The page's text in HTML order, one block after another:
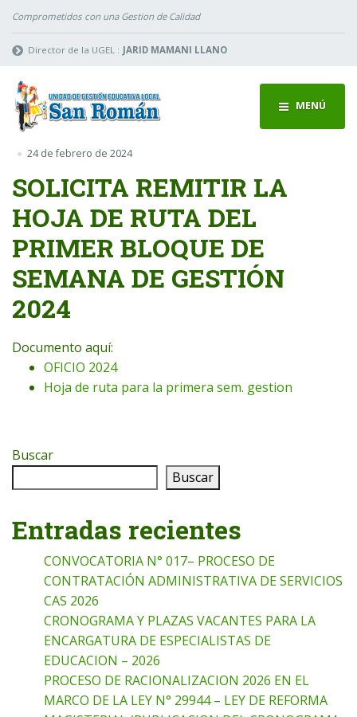
Comprometidos con una Gestion de Calidad
Director de la UGEL : JARID MAMANI LLANO
MENÚ
24 de febrero de 2024
SOLICITA REMITIR LA
HOJA DE RUTA DEL
PRIMER BLOQUE DE
SEMANA DE GESTIÓN
2024
Documento aquí:
OFICIO 2024
Hoja de ruta para la primera sem. gestion
Buscar
Buscar
Entradas recientes
CONVOCATORIA N° 017– PROCESO DE
CONTRATACIÓN ADMINISTRATIVA DE SERVICIOS
CAS 2026
CRONOGRAMA Y PLAZAS VACANTES PARA LA
ENCARGATURA DE ESPECIALISTAS DE
EDUCACION – 2026
PROCESO DE RACIONALIZACION 2026 EN EL
MARCO DE LA LEY N° 29944 – LEY DE REFORMA